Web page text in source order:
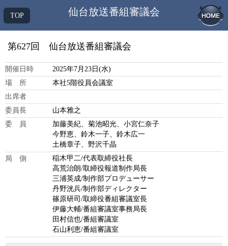
仙台放送番組審議会
TOP
第627回 仙台放送番組審議会
開催日時
2025年7月23日(水)
場 所
本社5階役員会議室
出席者
委員長
山本雅之
委 員
加藤美紀、菊池昭光、小宮仁奈子
今野恵、鈴木一子、鈴木広一
土橋章子、野沢千晶
局 側
稲木甲二/代表取締役社長
高荒治朗/取締役報道制作局長
三浦英成/制作部プロデューサー
丹野洸兵/制作部ディレクター
篠原研司/取締役番組審議室長
伊藤大輔/番組審議室事務局長
田村信也/番組審議室
石山利恵/番組審議室